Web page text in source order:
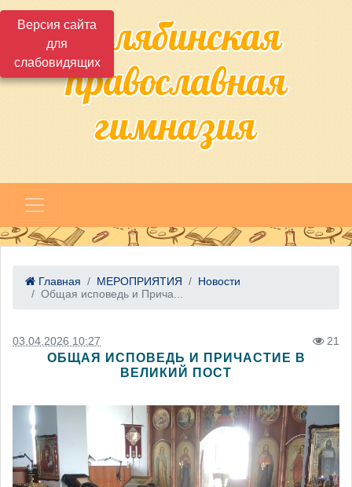
Версия сайта
для
слабовидящихЧелябинская
православная
гимназия
Главная МЕРОПРИЯТИЯ
Новости
Общая исповедь и Прича...
03.04.2026 10:27 21
ОБЩАЯ ИСПОВЕДЬ И ПРИЧАСТИЕ В
ВЕЛИКИЙ ПОСТ